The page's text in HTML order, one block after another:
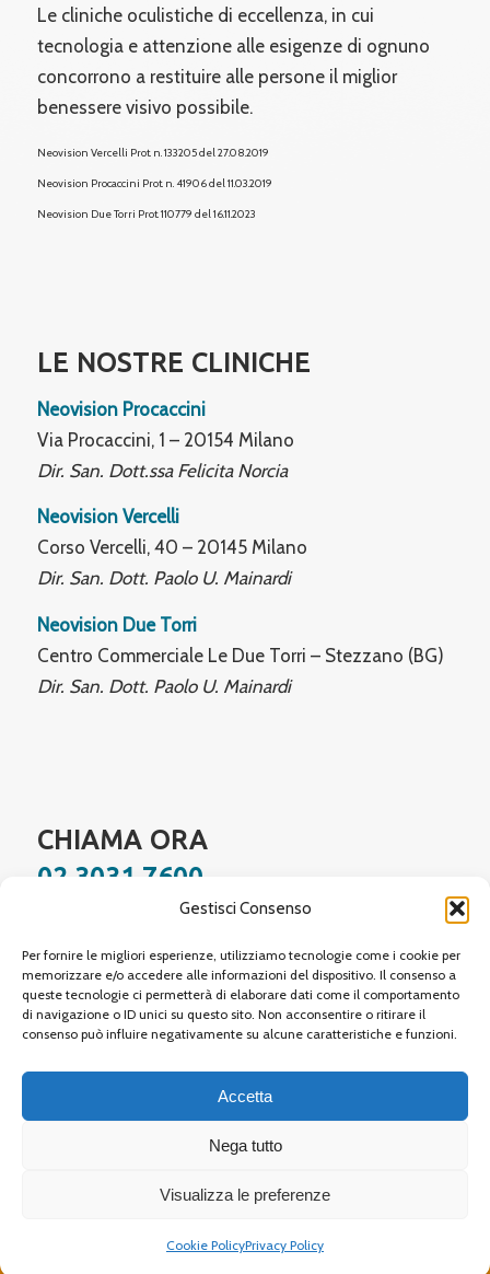
Gestisci Consenso
Per fornire le migliori esperienze, utilizziamo tecnologie come i cookie per
memorizzare e/o accedere alle informazioni del dispositivo. Il consenso a
queste tecnologie ci permetterà di elaborare dati come il comportamento
di navigazione o ID unici su questo sito. Non acconsentire o ritirare il
consenso può influire negativamente su alcune caratteristiche e funzioni.
Accetta
Nega tutto
Visualizza le preferenze
Cookie PolicyPrivacy Policy
Le cliniche oculistiche di eccellenza, in cui
tecnologia e attenzione alle esigenze di ognuno
concorrono a restituire alle persone il miglior
benessere visivo possibile.
Neovision Vercelli Prot. n. 133205 del 27.08.2019
Neovision Procaccini Prot. n. 41906 del 11.03.2019
Neovision Due Torri Prot. 110779 del 16.11.2023
LE NOSTRE CLINICHE
Neovision Procaccini
Via Procaccini, 1 – 20154 Milano
Dir. San. Dott.ssa Felicita Norcia
Neovision Vercelli
Corso Vercelli, 40 – 20145 Milano
Dir. San. Dott. Paolo U. Mainardi
Neovision Due Torri
Centro Commerciale Le Due Torri – Stezzano (BG)
Dir. San. Dott. Paolo U. Mainardi
CHIAMA ORA
02 3031 7600
Site protected by reCAPTCHA, Google Privacy Policy Terms of Service apply.
P.IVA 09384690963 | Rea MI 2086573
Privacy Cookie